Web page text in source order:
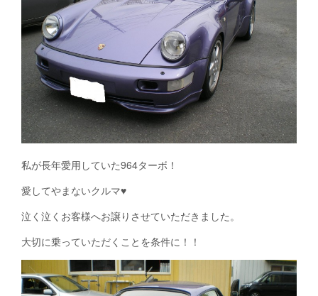
私が長年愛用していた964ターボ！
愛してやまないクルマ♥
泣く泣くお客様へお譲りさせていただきました。
大切に乗っていただくことを条件に！！